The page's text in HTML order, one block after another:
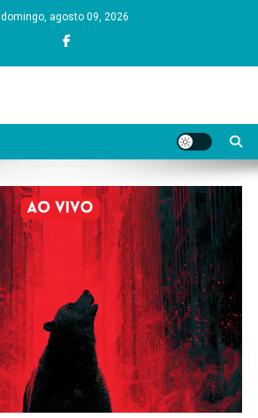
domingo, agosto 09, 2026